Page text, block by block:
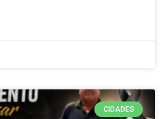
CIDADES